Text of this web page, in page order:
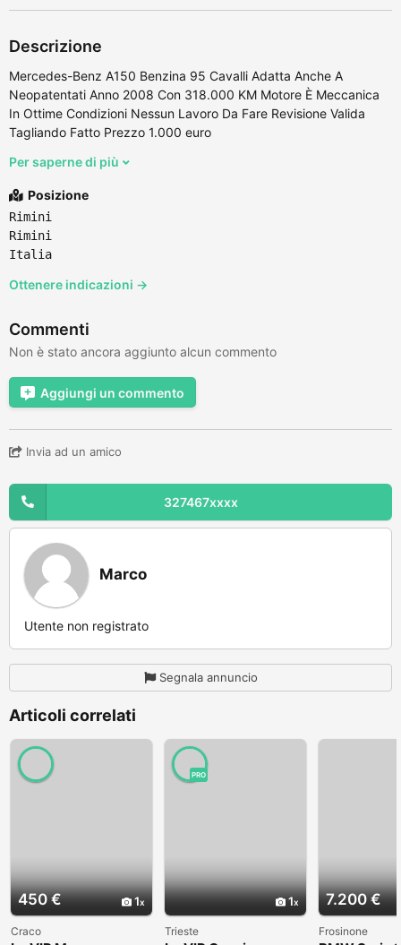
Descrizione
Mercedes-Benz A150 Benzina 95 Cavalli Adatta Anche A
Neopatentati Anno 2008 Con 318.000 KM Motore È Meccanica
In Ottime Condizioni Nessun Lavoro Da Fare Revisione Valida
Tagliando Fatto Prezzo 1.000 euro
Per saperne di più
Posizione
Rimini
Rimini
Italia
Ottenere indicazioni →
Commenti
Non è stato ancora aggiunto alcun commento
Aggiungi un commento
Invia ad un amico
327467xxxx
Marco
Utente non registrato
Segnala annuncio
Articoli correlati
450 € 1
Craco
1
PRO
Trieste
7.200 €
Frosinone